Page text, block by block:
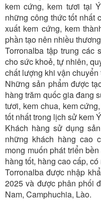
kem cứng, kem tươi tại
những công thức tốt nhất
xuất kem cứng, kem
phần tạo nên nhiều
Torronalba tập trung các
cho sức khoẻ, tự nhiên,
chất lượng khi vận
Những sản phẩm được
hàng trăm quốc gia đang
tươi, kem chua, kem
tốt nhất trong lịch sử kem
Khách hàng sử dụng
những khách hàng cao
mong muốn phát triển
hàng tốt, hàng cao cấp,
Torronalba được nhập
2025 và được phân phối
Nam, Camphuchia, Lào.